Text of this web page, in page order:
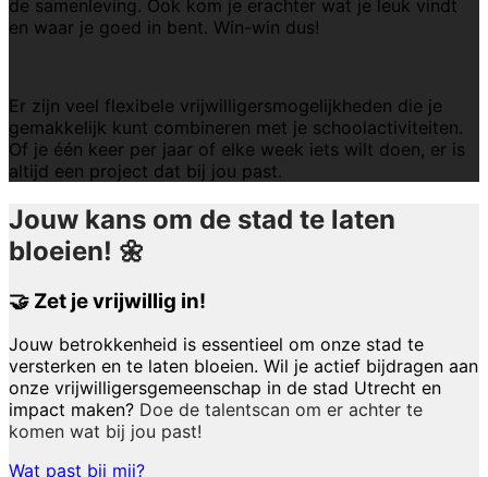
de samenleving. Ook kom je erachter wat je leuk vindt
en waar je goed in bent. Win-win dus!
Er zijn veel flexibele vrijwilligersmogelijkheden die je
gemakkelijk kunt combineren met je schoolactiviteiten.
Of je één keer per jaar of elke week iets wilt doen, er is
altijd een project dat bij jou past.
Jouw kans om de stad te laten
bloeien! 🌼
🤝 Zet je vrijwillig in!
Jouw betrokkenheid is essentieel om onze stad te
versterken en te laten bloeien. Wil je actief bijdragen aan
onze vrijwilligersgemeenschap in de stad Utrecht en
impact maken? Doe de talentscan om er achter te
komen wat bij jou past!
Wat past bij mij?